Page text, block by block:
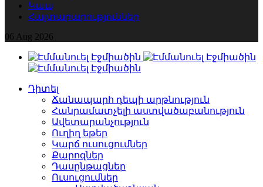
Կապ
Հայտարարություններ
06 Aug 2026
Դիտել
Ճանապարհ դեպի արթնություն
Հանրամատչելի աստվածաբանություն
Ավետարանչություն
Ուղիղ եթեր
Կարճ ուսուցումներ
Քարոզներ
Դասընթացներ
Ուսուցումներ